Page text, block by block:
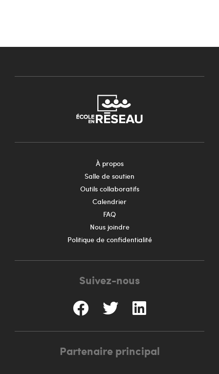
À propos
Salle de soutien
Outils collaboratifs
Calendrier
FAQ
Nous joindre
Politique de confidentialité
Suivez-nous
Partenaire principal